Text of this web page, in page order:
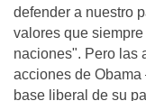
defender a nuestro
valores que
naciones". Pero las
acciones de Obama
base liberal de su